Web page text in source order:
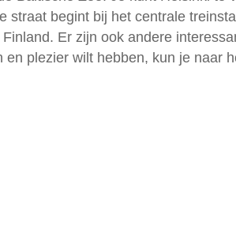
straat begint bij het centrale
Er zijn ook andere
en plezier wilt hebben, kun je naar